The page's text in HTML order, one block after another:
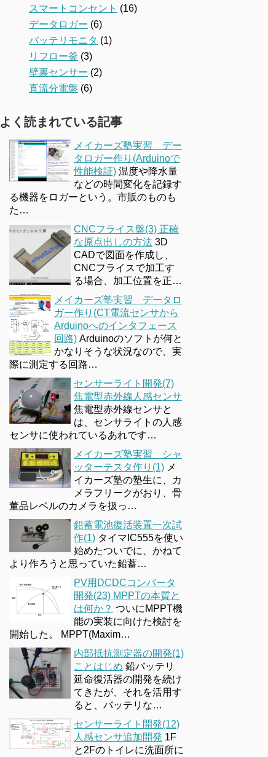
スマートコンセント (16)
データロガー (6)
バッテリモニタ (1)
リフロー釜 (3)
壁裏センサー (2)
直流分電盤 (6)
よく読まれている記事
メイカーズ塾実習 デー
タロガー作り(Arduinoで
性能検証) 温度や降水量
などの時間変化を記録す
る機器をロガーという。市販のものも
た…
CNCフライス盤(3) 正確
な原点出しの方法 3D
CADで図面を作成し、
CNCフライスで加工す
る場合、加工位置を正…
メイカーズ塾実習 データロ
ガー作り(CT電流センサから
Arduinoへのインタフェース
回路) Arduinoのソフトが何と
かなりそうな状況なので、実
際に測定する回路…
センサーライト開発(7)
焦電型赤外線人感センサ
焦電型赤外線センサと
は、センサライトの人感
センサに使われているあれです…
メイカーズ塾実習 シャ
ッターテスタ作り(1) メ
イカーズ塾の塾生に、カ
メラフリークがおり、骨
董品レベルのカメラを扱っ…
鉛蓄電池復活装置一次試
作(1) タイマIC555を使い
始めたついでに、かねて
より作ろうと思っていた鉛蓄…
PV用DCDCコンバータ
開発(23) MPPTの本質と
は何か？ ついにMPPT機
能の実装に向けた検討を
開始した。 MPPT(Maxim…
内部抵抗測定器の開発(1)
ことはじめ 鉛バッテリ
延命復活器の開発を続け
てきたが、それを活用す
ると、バッテリな…
センサーライト開発(12)
人感センサ追加開発 1F
と2Fのトイレに洗面所に